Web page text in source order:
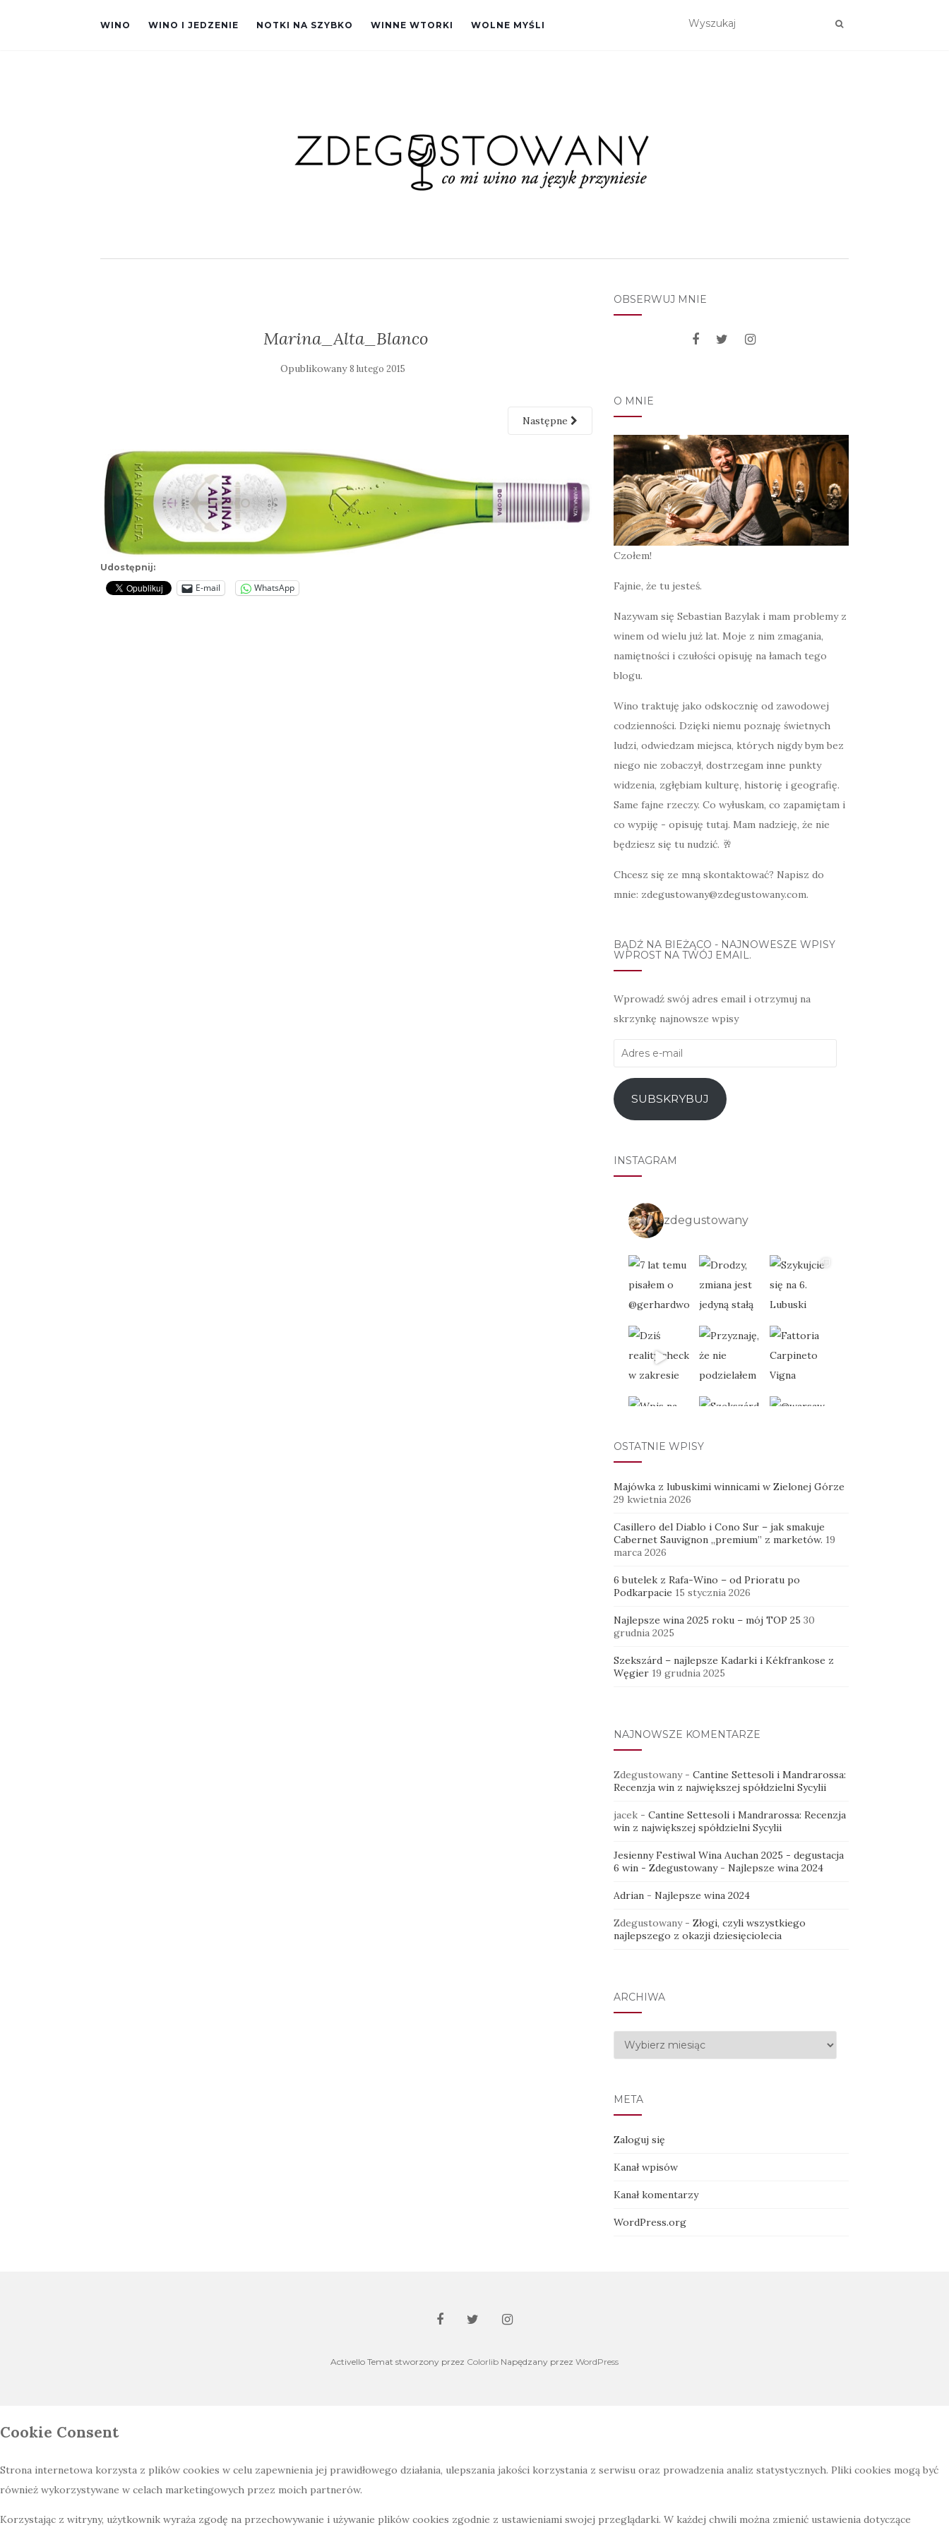
WINO WINO I JEDZENIE NOTKI NA SZYBKO WINNE WTORKI WOLNE MYŚLI
Marina_Alta_Blanco
Opublikowany8 lutego 2015
Następne
Udostępnij:
E-mail WhatsApp
OBSERWUJ MNIE
O MNIE
Czołem!
Fajnie, że tu jesteś.
Nazywam się Sebastian Bazylak i mam problemy z
winem od wielu już lat. Moje z nim zmagania,
namiętności i czułości opisuję na łamach tego
blogu.
Wino traktuję jako odskocznię od zawodowej
codzienności. Dzięki niemu poznaję świetnych
ludzi, odwiedzam miejsca, których nigdy bym bez
niego nie zobaczył, dostrzegam inne punkty
widzenia, zgłębiam kulturę, historię i geografię.
Same fajne rzeczy. Co wyłuskam, co zapamiętam i
co wypiję - opisuję tutaj. Mam nadzieję, że nie
będziesz się tu nudzić. 🥂
Chcesz się ze mną skontaktować? Napisz do
mnie: zdegustowany@zdegustowany.com.
BĄDŹ NA BIEŻĄCO - NAJNOWESZE WPISY
WPROST NA TWÓJ EMAIL.
Wprowadź swój adres email i otrzymuj na
skrzynkę najnowsze wpisy
Adres
mail
SUBSKRYBUJ
INSTAGRAM
zdegustowany
WCZYTAJ WIĘCEJ...
OSTATNIE WPISY
Majówka z lubuskimi winnicami w Zielonej Górze
29 kwietnia 2026
Casillero del Diablo i Cono Sur – jak smakuje
Cabernet Sauvignon „premium” z marketów. 19
marca 2026
6 butelek z Rafa-Wino – od Prioratu po
Podkarpacie 15 stycznia 2026
Najlepsze wina 2025 roku – mój TOP 25 30
grudnia 2025
Szekszárd – najlepsze Kadarki i Kékfrankose z
Węgier 19 grudnia 2025
NAJNOWSZE KOMENTARZE
Zdegustowany- Cantine Settesoli i Mandrarossa:
Recenzja win z największej spółdzielni Sycylii
jacek- Cantine Settesoli i Mandrarossa: Recenzja
win z największej spółdzielni Sycylii
Jesienny Festiwal Wina Auchan 2025 - degustacja
6 win - Zdegustowany- Najlepsze wina 2024
Adrian- Najlepsze wina 2024
Zdegustowany- Złogi, czyli wszystkiego
najlepszego z okazji dziesięciolecia
ARCHIWA
Archiwa
META
Zaloguj się
Kanał wpisów
Kanał komentarzy
WordPress.org
Activello Temat stworzony przez Colorlib Napędzany przez WordPress